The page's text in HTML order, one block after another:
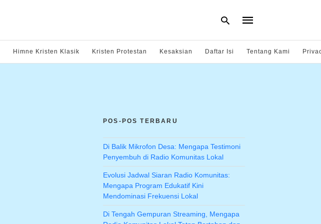
Himne Kristen Klasik Kristen Protestan Kesaksian Daftar Isi Tentang Kami
POS-POS TERBARU
Di Balik Mikrofon Desa: Mengapa Testimoni
Penyembuh di Radio Komunitas Lokal
Evolusi Jadwal Siaran Radio Komunitas:
Mengapa Program Edukatif Kini
Mendominasi Frekuensi Lokal
Di Tengah Gempuran Streaming, Mengapa